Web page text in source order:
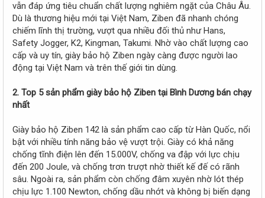
vẫn đáp ứng tiêu chuẩn chất lượng nghiêm ngặt của Châu Âu.
Dù là thương hiệu mới tại Việt Nam, Ziben đã nhanh chóng
chiếm lĩnh thị trường, vượt qua nhiều đối thủ như Hans,
Safety Jogger, K2, Kingman, Takumi. Nhờ vào chất lượng cao
cấp và uy tín, giày bảo hộ Ziben ngày càng được người lao
động tại Việt Nam và trên thế giới tin dùng.
2. Top 5 sản phẩm giày bảo hộ Ziben tại Bình Dương bán chạy
nhất
Giày bảo hộ Ziben 142 là sản phẩm cao cấp từ Hàn Quốc, nổi
bật với nhiều tính năng bảo vệ vượt trội. Giày có khả năng
chống tĩnh điện lên đến 15.000V, chống va đập với lực chịu
đến 200 Joule, và chống trơn trượt nhờ thiết kế đế có rãnh
sâu. Ngoài ra, sản phẩm còn chống đâm xuyên nhờ lót thép
chịu lực 1.100 Newton, chống dầu nhớt và không bị biến dạng